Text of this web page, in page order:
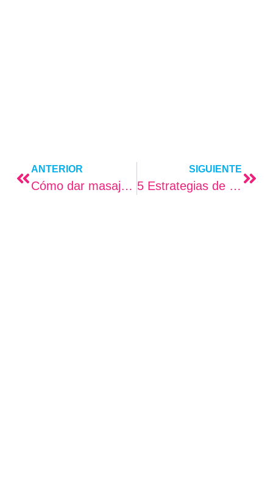
ANTERIOR
Cómo dar masajes al bebé
SIGUIENTE
5 Estrategias de sueño para que el bebé duerma toda la noche